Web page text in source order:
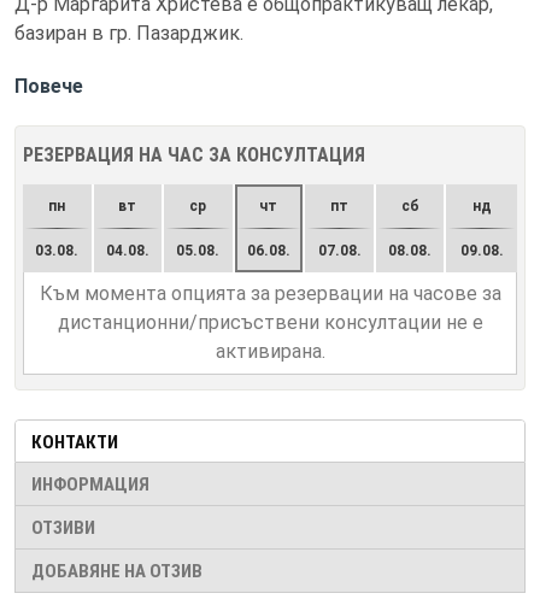
базиран в гр. Пазарджик.
Повече
РЕЗЕРВАЦИЯ НА ЧАС ЗА КОНСУЛТАЦИЯ
пн
03.08.
вт
04.08.
ср
05.08.
чт
06.08.
пт
07.08.
сб
08.08.
нд
09.08.
Към момента опцията за резервации на часове за
дистанционни/присъствени консултации не е
активирана.
КОНТАКТИ
ИНФОРМАЦИЯ
ОТЗИВИ
ДОБАВЯНЕ НА ОТЗИВ